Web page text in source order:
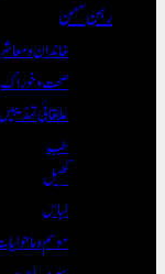
رہن سہن
خاندان و معاشرہ
صحت و خوراک
علاقائی تہذیبیں
طب
کھیل
لباس
موسم و